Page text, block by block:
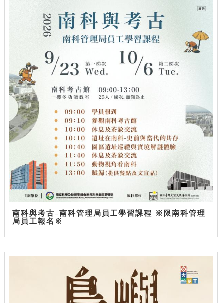
南科與考古–南科管理局員工學習課程 ※限南科管理
局員工報名※